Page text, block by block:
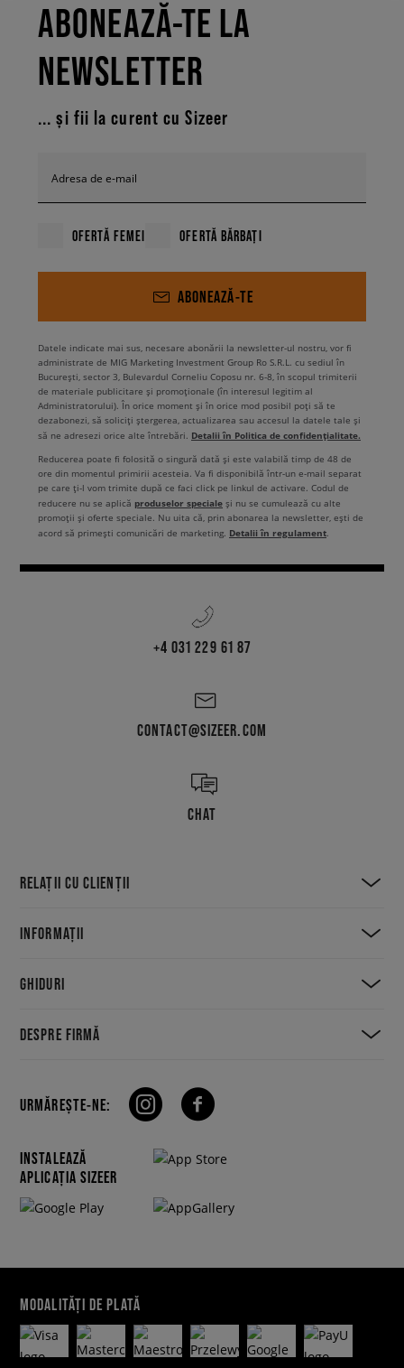
ABONEAZĂ-TE LA
NEWSLETTER
... și fii la curent cu Sizeer
Adresa de e-mail
OFERTĂ FEMEI OFERTĂ BĂRBAȚI
ABONEAZĂ-TE
Datele indicate mai sus, necesare abonării la newsletter-ul nostru, vor fi
administrate de MIG Marketing Investment Group Ro S.R.L. cu sediul în
București, sector 3, Bulevardul Corneliu Coposu nr. 6-8, în scopul trimiterii
de materiale publicitare și promoționale (în interesul legitim al
Administratorului). În orice moment și în orice mod posibil poți să te
dezabonezi, să soliciți ștergerea, actualizarea sau accesul la datele tale și
să ne adresezi orice alte întrebări. Detalii în Politica de confidențialitate.
Reducerea poate fi folosită o singură dată și este valabilă timp de 48 de
ore din momentul primirii acesteia. Va fi disponibilă într-un e-mail separat
pe care ți-l vom trimite după ce faci click pe linkul de activare. Codul de
reducere nu se aplică produselor speciale și nu se cumulează cu alte
promoții și oferte speciale. Nu uita că, prin abonarea la newsletter, ești de
acord să primești comunicări de marketing. Detalii în regulament.
+4 031 229 61 87
CONTACT@SIZEER.COM
CHAT
RELAȚII CU CLIENȚII
INFORMAȚII
GHIDURI
DESPRE FIRMĂ
URMĂREȘTE-NE:
INSTALEAZĂ
APLICAȚIA SIZEER
MODALITĂȚI DE PLATĂ